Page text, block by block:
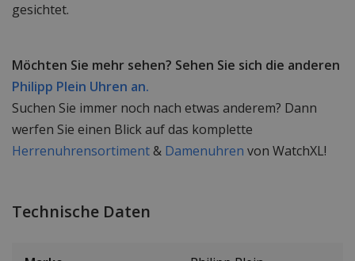
gesichtet.
Möchten Sie mehr sehen? Sehen Sie sich die anderen
Philipp Plein Uhren an.
Suchen Sie immer noch nach etwas anderem? Dann
werfen Sie einen Blick auf das komplette
Herrenuhrensortiment& Damenuhren von WatchXL!
Technische Daten